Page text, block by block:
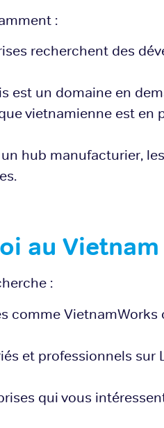
:
recherchent des
est un domaine en
vietnamienne est en
hub manufacturier,
au Vietnam
:
comme
et professionnels sur
qui vous